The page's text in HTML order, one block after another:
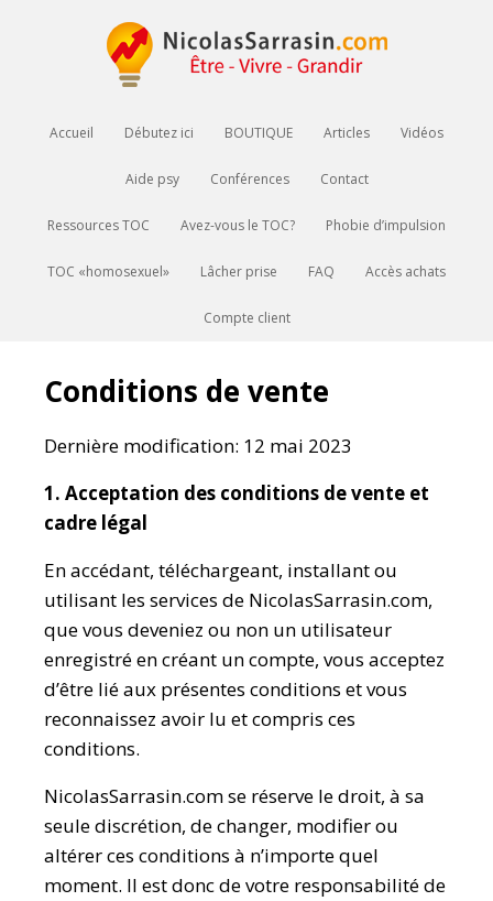
Accueil Débutez ici BOUTIQUE Articles Vidéos
Aide psy Conférences Contact
Ressources TOC Avez-vous le TOC? Phobie d’impulsion
TOC «homosexuel» Lâcher prise FAQ Accès achats
Compte client
Conditions de vente
Dernière modification: 12 mai 2023
1. Acceptation des conditions de vente et
cadre légal
En accédant, téléchargeant, installant ou
utilisant les services de NicolasSarrasin.com,
que vous deveniez ou non un utilisateur
enregistré en créant un compte, vous acceptez
d’être lié aux présentes conditions et vous
reconnaissez avoir lu et compris ces
conditions.
NicolasSarrasin.com se réserve le droit, à sa
seule discrétion, de changer, modifier ou
altérer ces conditions à n’importe quel
moment. Il est donc de votre responsabilité de